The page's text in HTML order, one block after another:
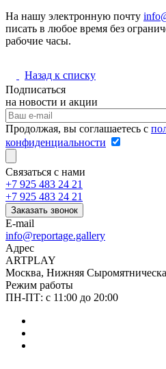
На нашу электронную почту
писать в любое время без
рабочие часы.
Назад к списку
Подписаться
на новости и акции
Продолжая, вы соглашаетесь с
конфиденциальности
Связаться с нами
+7 925 483 24 21
+7 925 483 24 21
Заказать звонок
E-mail
info@reportage.gallery
Адрес
ARTPLAY
Москва, Нижняя
Режим работы
ПН-ПТ: с 11:00 до 20:00